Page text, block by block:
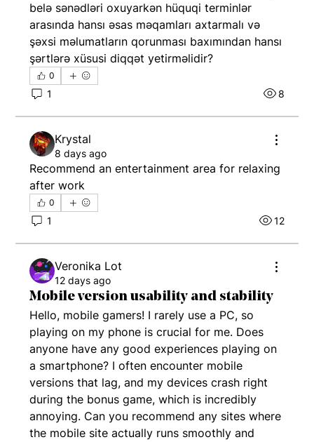
belə sənədləri oxuyarkən hüquqi terminlər
arasında hansı əsas məqamları axtarmalı və
şəxsi məlumatların qorunması baxımından hansı
şərtlərə xüsusi diqqət yetirməlidir?
0
1 8
Krystal
8 days ago
Recommend an entertainment area for relaxing
after work
0
1 12
Veronika Lot
12 days ago
Mobile version usability and stability
Hello, mobile gamers! I rarely use a PC, so
playing on my phone is crucial for me. Does
anyone have any good experiences playing on
a smartphone? I often encounter mobile
versions that lag, and my devices crash right
during the bonus game, which is incredibly
annoying. Can you recommend any sites where
the mobile site actually runs smoothly and